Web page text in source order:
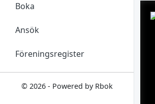
Boka
Ansök
Föreningsregister
© 2026 - Powered by Rbok